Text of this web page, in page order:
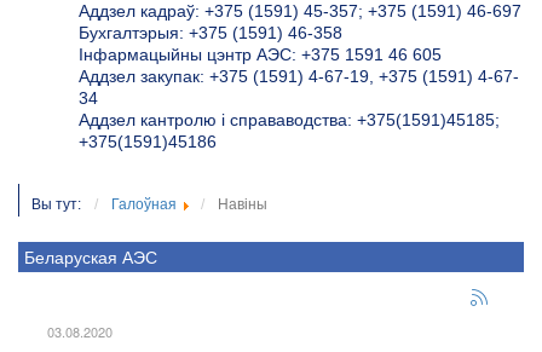
Аддзел кадраў: +375 (1591) 45-357; +375 (1591) 46-697
Бухгалтэрыя: +375 (1591) 46-358
Інфармацыйны цэнтр АЭС: +375 1591 46 605
Аддзел закупак: +375 (1591) 4-67-19, +375 (1591) 4-67-
34
Аддзел кантролю і справаводства: +375(1591)45185;
+375(1591)45186
Вы тут: Галоўная Навіны
Беларуская АЭС
03.08.2020